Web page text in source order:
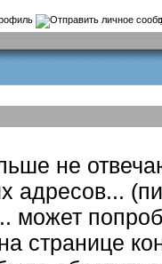
не
адресов...
может
странице